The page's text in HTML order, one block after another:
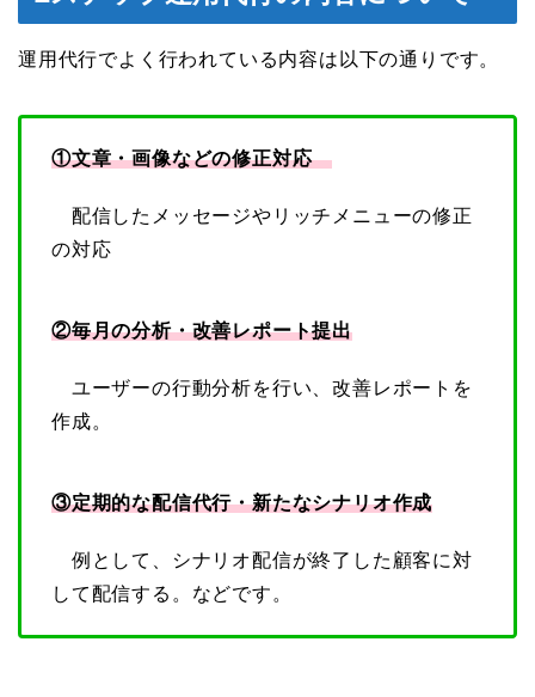
運用代行でよく行われている内容は以下の通りです。
①文章・画像などの修正対応
配信したメッセージやリッチメニューの修正
の対応
②毎月の分析・改善レポート提出
ユーザーの行動分析を行い、改善レポートを
作成。
③定期的な配信代行・新たなシナリオ作成
例として、シナリオ配信が終了した顧客に対
して配信する。などです。